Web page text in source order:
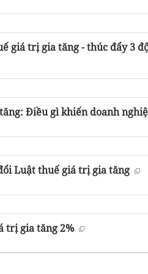
giá trị gia tăng - thúc đẩy 3
Điều gì khiến doanh
Luật thuế giá trị gia tăng
trị gia tăng 2%